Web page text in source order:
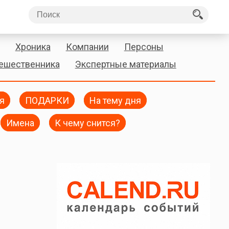
Хроника Компании
Персоны
Экспертные материалы
ПОДАРКИ На тему дня
Имена К чему снится?